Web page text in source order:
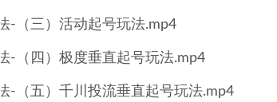
-（三）活动起号玩法.mp4
-（四）极度垂直起号玩法.mp4
-（五）千川投流垂直起号玩法.mp4